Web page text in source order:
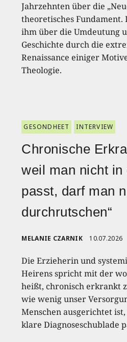
Jahrzehnten über die
theoretisches
ihm über die Umdeutung
Geschichte durch die
Renaissance einiger
Theologie.
GESONDHEET INTERVIEW
Chronische
weil man nicht in
passt, darf man
durchrutschen“
MELANIE CZARNIK 10.07.2026
Die Erzieherin und
Heirens spricht mit der
heißt, chronisch erkrankt
wie wenig unser
Menschen ausgerichtet
klare Diagnoseschublade